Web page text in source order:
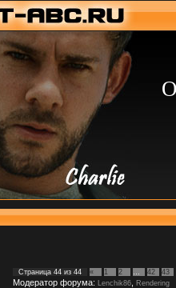
Страница 44 из 44 « 1 2 42 43
Модератор форума: Lenchik86
Rendering